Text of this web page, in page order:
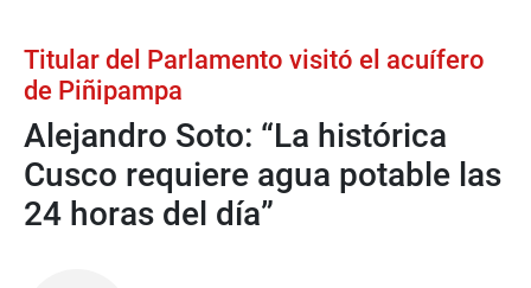
Titular del Parlamento visitó el acuífero
de Piñipampa
Alejandro Soto: “La histórica
Cusco requiere agua potable las
24 horas del día”